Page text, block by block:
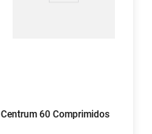
Centrum 60 Comprimidos